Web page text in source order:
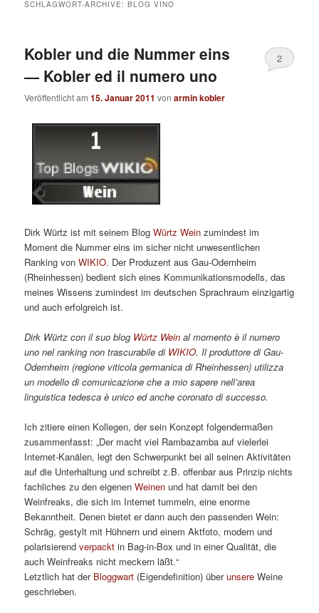
SCHLAGWORT-ARCHIVE:BLOG VINO
Kobler und die Nummer eins
— Kobler ed il numero uno
Veröffentlicht am15. Januar 2011 vonarmin kobler
2
Dirk Würtz ist mit seinem BlogWürtz Wein zumindest im
Moment die Nummer eins im sicher nicht unwesentlichen
Ranking vonWIKIO. Der Produzent aus Gau-Odernheim
(Rheinhessen) bedient sich eines Kommunikationsmodells, das
meines Wissens zumindest im deutschen Sprachraum einzigartig
und auch erfolgreich ist.
Dirk Würtz con il suo blog Würtz Wein al momento è il numero
uno nel ranking non trascurabile di WIKIO. Il produttore di Gau-
Odernheim (regione viticola germanica di Rheinhessen) utilizza
un modello di comunicazione che a mio sapere nell’area
linguistica tedesca è unico ed anche coronato di successo.
Ich zitiere einen Kollegen, der sein Konzept folgendermaßen
zusammenfasst: „Der macht viel Rambazamba auf vielerlei
Internet-Kanälen, legt den Schwerpunkt bei all seinen Aktivitäten
auf die Unterhaltung und schreibt z.B. offenbar aus Prinzip nichts
fachliches zu den eigenenWeinen und hat damit bei den
Weinfreaks, die sich im Internet tummeln, eine enorme
Bekanntheit. Denen bietet er dann auch den passenden Wein:
Schräg, gestylt mit Hühnern und einem Aktfoto, modern und
polarisierendverpackt in Bag-in-Box und in einer Qualität, die
auch Weinfreaks nicht meckern läßt.“
Letztlich hat der Bloggwart (Eigendefinition) überunsere Weine
geschrieben.